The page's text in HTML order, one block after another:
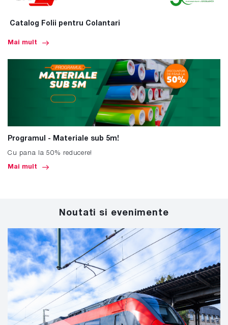
Catalog Folii pentru Colantari
Mai mult
Programul - Materiale sub 5m!
Cu pana la 50% reducere!
Mai mult
Noutati si evenimente